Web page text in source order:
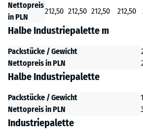
Nettopreis
in PLN
212,50 212,50 212,50 212,50
Halbe Industriepalette m
Packstücke / Gewicht
Nettopreis in PLN
Halbe Industriepalette
Packstücke / Gewicht
Nettopreis in PLN
Industriepalette